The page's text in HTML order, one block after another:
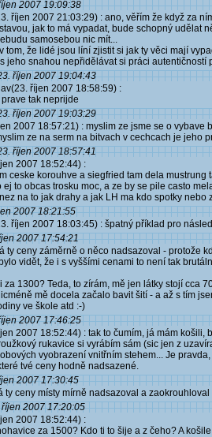
2007 19:09:38
říjen 2007 21:03:29) : ano, věřím že když za
jak to má vypadat, bude schopný udělat
samosebou nic mít...
tom, že lidé jsou líní zjistit si jak ty věci mají
jeho snahou nepřidělávat si práci autentičností
říjen 2007 19:04:43
říjen 2007 18:58:59) :
tak neprijde
říjen 2007 19:03:29
2007 18:57:21) : myslim ze jsme se o
ze na serm na bitvach v cechcach je jeho
říjen 2007 18:57:41
2007 18:52:44) :
ceske korouhve a siegfried tam dela
ej to obcas trosku moc, a ze by se pile casto
na to jak drahy a jak LH ma kdo spotky nebo
2007 18:21:55
říjen 2007 18:03:45) : špatný příklad pro
2007 17:54:21
ty ceny záměrně o něco nadsazoval - protože
vidět, že i s vyššími cenami to není tak
za 1300? Teda, to zírám, mě jen látky stojí cca
mě docela začalo bavit šití - a až s tím
ve škole atd :-)
2007 17:46:25
2007 18:52:44) : tak to čumím, já mám
rukavice si vyrábím sám (sic jen z
vyobrazení vnitřním stehem... Je
tvé ceny hodně nadsazené.
2007 17:30:45
ty ceny místy mírně nadsazoval a
říjen 2007 17:20:05
2007 18:52:44) :
za 1500? Kdo ti to šije a z čeho? A